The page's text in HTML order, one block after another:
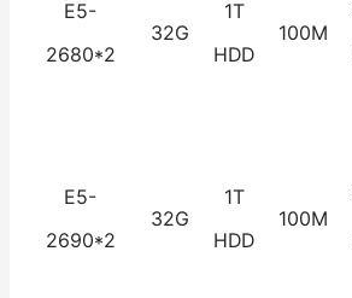
E5-
2680*2
32G
1T
HDD
100M
E5-
2690*2
32G
1T
HDD
100M